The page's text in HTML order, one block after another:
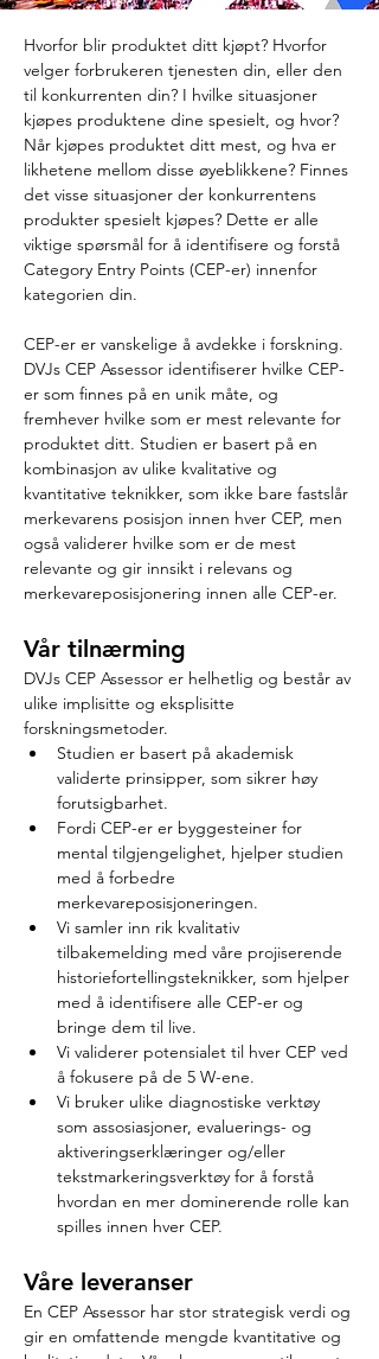
Hvorfor blir produktet ditt kjøpt? Hvorfor
velger forbrukeren tjenesten din, eller den
til konkurrenten din? I hvilke situasjoner
kjøpes produktene dine spesielt, og hvor?
Når kjøpes produktet ditt mest, og hva er
likhetene mellom disse øyeblikkene? Finnes
det visse situasjoner der konkurrentens
produkter spesielt kjøpes? Dette er alle
viktige spørsmål for å identifisere og forstå
Category Entry Points (CEP-er) innenfor
kategorien din.
CEP-er er vanskelige å avdekke i forskning.
DVJs CEP Assessor identifiserer hvilke CEP-
er som finnes på en unik måte, og
fremhever hvilke som er mest relevante for
produktet ditt. Studien er basert på en
kombinasjon av ulike kvalitative og
kvantitative teknikker, som ikke bare fastslår
merkevarens posisjon innen hver CEP, men
også validerer hvilke som er de mest
relevante og gir innsikt i relevans og
merkevareposisjonering innen alle CEP-er.
Vår tilnærming
DVJs CEP Assessor er helhetlig og består av
ulike implisitte og eksplisitte
forskningsmetoder.
Studien er basert på akademisk
validerte prinsipper, som sikrer høy
forutsigbarhet.
Fordi CEP-er er byggesteiner for
mental tilgjengelighet, hjelper studien
med å forbedre
merkevareposisjoneringen.
Vi samler inn rik kvalitativ
tilbakemelding med våre projiserende
historiefortellingsteknikker, som hjelper
med å identifisere alle CEP-er og
bringe dem til live.
Vi validerer potensialet til hver CEP ved
å fokusere på de 5 W-ene.
Vi bruker ulike diagnostiske verktøy
som assosiasjoner, evaluerings- og
aktiveringserklæringer og/eller
tekstmarkeringsverktøy for å forstå
hvordan en mer dominerende rolle kan
spilles innen hver CEP.
Våre leveranser
En CEP Assessor har stor strategisk verdi og
gir en omfattende mengde kvantitative og